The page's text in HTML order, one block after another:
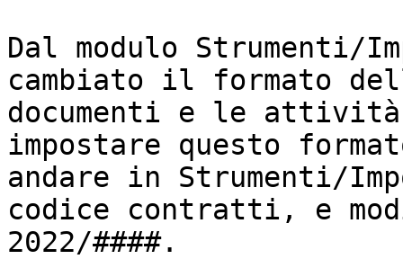
Dal modulo Strumenti/
cambiato il formato
documenti e le attività.
impostare questo
andare in Strumenti/
codice contratti, e
2022/####.